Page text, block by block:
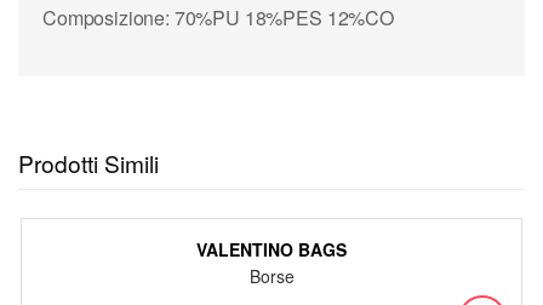
Composizione: 70%PU 18%PES 12%CO
Prodotti Simili
VALENTINO BAGS
Borse